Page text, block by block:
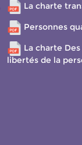
La charte
Personnes
La charte
libertés de la